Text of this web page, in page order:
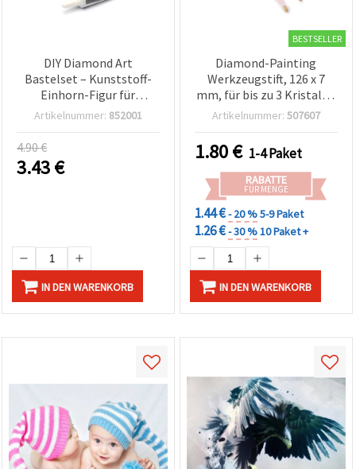
DIY Diamond Art
Bastelset – Kunststoff-
Einhorn-Figur für
Diamond Painting
Artikelnummer: 852001
4.90 €
3.43€
IN DEN WARENKORB
BESTSELLER
Diamond-Painting
Werkzeugstift, 126 x 7
mm, für bis zu 3 Kristalle,
2er-Set
Artikelnummer: 507607
1.80€ 1-4 Paket
RABATTE
FÜR MENGE
1.44 €- 20 %5-9 Paket
1.26 €- 30 %10 Paket +
IN DEN WARENKORB